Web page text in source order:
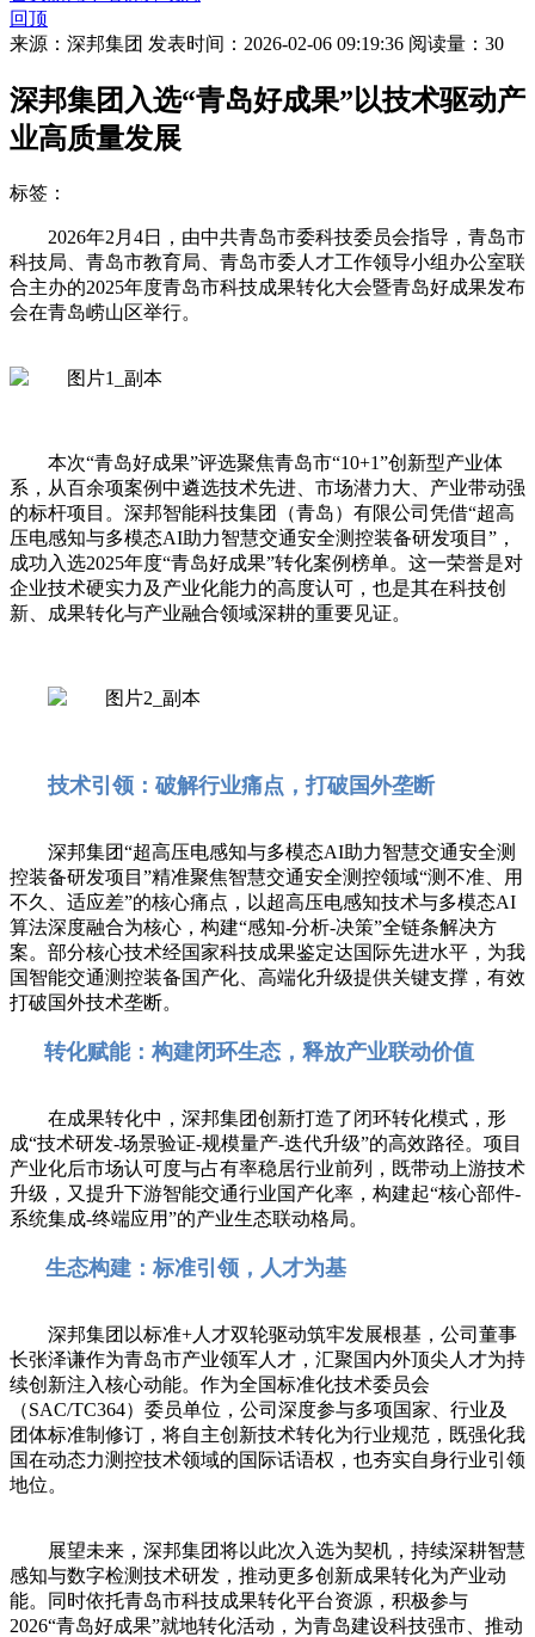
回顶
来源：深邦集团 发表时间：2026-02-06 09:19:36 阅读量：30
深邦集团入选“青岛好成果”以技术驱动产
业高质量发展
标签：
2026年2月4日，由中共青岛市委科技委员会指导，青岛市
科技局、青岛市教育局、青岛市委人才工作领导小组办公室联
合主办的2025年度青岛市科技成果转化大会暨青岛好成果发布
会在青岛崂山区举行。
本次“青岛好成果”评选聚焦青岛市“10+1”创新型产业体
系，从百余项案例中遴选技术先进、市场潜力大、产业带动强
的标杆项目。深邦智能科技集团（青岛）有限公司凭借“超高
压电感知与多模态AI助力智慧交通安全测控装备研发项目”，
成功入选2025年度“青岛好成果”转化案例榜单。这一荣誉是对
企业技术硬实力及产业化能力的高度认可，也是其在科技创
新、成果转化与产业融合领域深耕的重要见证。
技术引领：破解行业痛点，打破国外垄断
深邦集团“超高压电感知与多模态AI助力智慧交通安全测
控装备研发项目”精准聚焦智慧交通安全测控领域“测不准、用
不久、适应差”的核心痛点，以超高压电感知技术与多模态AI
算法深度融合为核心，构建“感知-分析-决策”全链条解决方
案。部分核心技术经国家科技成果鉴定达国际先进水平，为我
国智能交通测控装备国产化、高端化升级提供关键支撑，有效
打破国外技术垄断。
转化赋能：构建闭环生态，释放产业联动价值
在成果转化中，深邦集团创新打造了闭环转化模式，形
成“技术研发-场景验证-规模量产-迭代升级”的高效路径。项目
产业化后市场认可度与占有率稳居行业前列，既带动上游技术
升级，又提升下游智能交通行业国产化率，构建起“核心部件-
系统集成-终端应用”的产业生态联动格局。
生态构建：标准引领，人才为基
深邦集团以标准+人才双轮驱动筑牢发展根基，公司董事
长张泽谦作为青岛市产业领军人才，汇聚国内外顶尖人才为持
续创新注入核心动能。作为全国标准化技术委员会
（SAC/TC364）委员单位，公司深度参与多项国家、行业及
团体标准制修订，将自主创新技术转化为行业规范，既强化我
国在动态力测控技术领域的国际话语权，也夯实自身行业引领
地位。
展望未来，深邦集团将以此次入选为契机，持续深耕智慧
感知与数字检测技术研发，推动更多创新成果转化为产业动
能。同时依托青岛市科技成果转化平台资源，积极参与
2026“青岛好成果”就地转化活动，为青岛建设科技强市、推动